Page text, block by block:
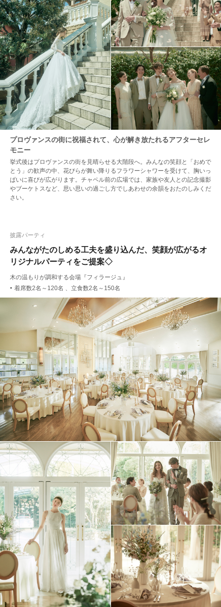
プロヴァンスの街に祝福されて、心が解き放たれるアフターセレ
モニー
挙式後はプロヴァンスの街を見晴らせる大階段へ。みんなの笑顔と「おめで
とう」の歓声の中、花びらが舞い降りるフラワーシャワーを受けて、胸いっ
ぱいに喜びが広がります。チャペル前の広場では、家族や友人との記念撮影
やブーケトスなど、思い思いの過ごし方でしあわせの余韻をおたのしみくだ
さい。
みんながたのしめる工夫を盛り込んだ、笑顔が広がるオ
リジナルパーティをご提案◇
披露パーティ
木の温もりが調和する会場『フィラージュ』
● 着席数2名～120名 、立食数2名～150名